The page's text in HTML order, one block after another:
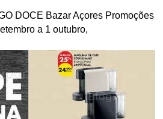
DOCE Bazar Açores Promoções
a 1 outubro,